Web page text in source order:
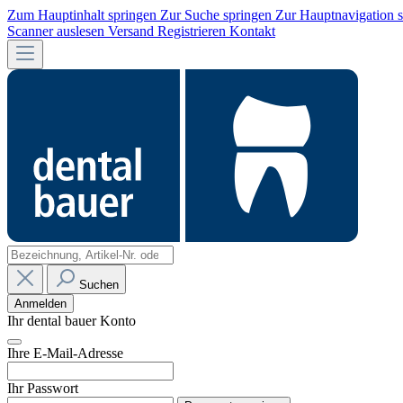
Zum Hauptinhalt springen Zur Suche springen Zur Hauptnavigation
Scanner auslesen Versand Registrieren Kontakt
Suchen
Anmelden
Ihr dental bauer Konto
Ihre E-Mail-Adresse
Ihr Passwort